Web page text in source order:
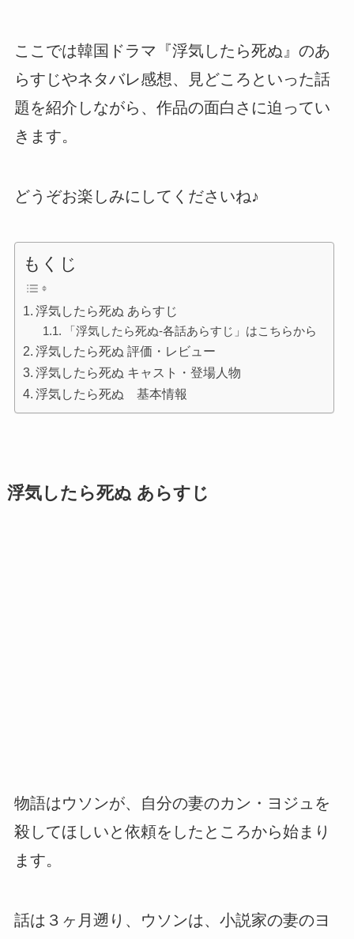
ここでは韓国ドラマ『浮気したら死ぬ』のあ
らすじやネタバレ感想、見どころといった話
題を紹介しながら、作品の面白さに迫ってい
きます。
どうぞお楽しみにしてくださいね♪
もくじ
浮気したら死ぬ あらすじ
「浮気したら死ぬ-各話あらすじ」はこちらから
浮気したら死ぬ 評価・レビュー
浮気したら死ぬ キャスト・登場人物
浮気したら死ぬ 基本情報
浮気したら死ぬ あらすじ
物語はウソンが、自分の妻のカン・ヨジュを
殺してほしいと依頼をしたところから始まり
ます。
話は３ヶ月遡り、ウソンは、小説家の妻のヨ